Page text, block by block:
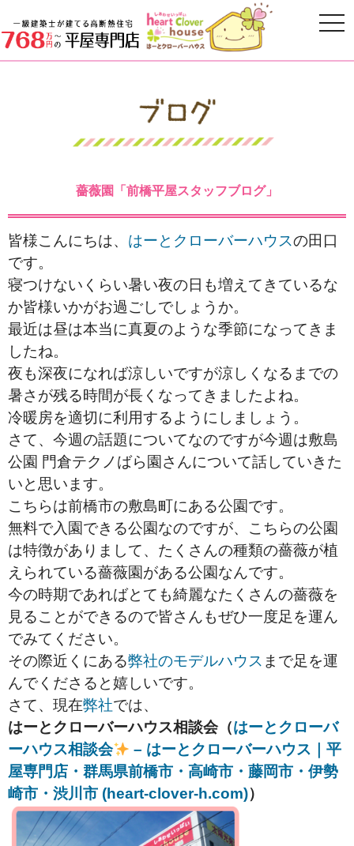
薔薇園「前橋平屋スタッフブログ」
皆様こんにちは、 はーとクローバーハウスの田口
です。
寝つけないくらい暑い夜の日も増えてきているな
か皆様いかがお過ごしでしょうか。
最近は昼は本当に真夏のような季節になってきま
したね。
夜も深夜になれば涼しいですが涼しくなるまでの
暑さが残る時間が長くなってきましたよね。
冷暖房を適切に利用するようにしましょう。
さて、今週の話題についてなのですが今週は敷島
公園 門倉テクノばら園さんについて話していきた
いと思います。
こちらは前橋市の敷島町にある公園です。
無料で入園できる公園なのですが、こちらの公園
は特徴がありまして、たくさんの種類の薔薇が植
えられている薔薇園がある公園なんです。
今の時期であればとても綺麗なたくさんの薔薇を
見ることができるので皆さんもぜひ一度足を運ん
でみてください。
その際近くにある弊社のモデルハウス まで足を運
んでくださると嬉しいです。
さて、現在弊社では、
はーとクローバーハウス相談会（はーとクローバ
ーハウス相談会
– はーとクローバーハウス｜平
屋専門店・群馬県前橋市・高崎市・藤岡市・伊勢
崎市・渋川市 (heart-clover-h.com)）